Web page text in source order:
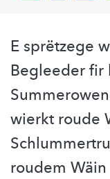
E sprëtzege
Begleeder fir
wierkt roude
roudem